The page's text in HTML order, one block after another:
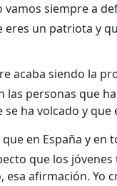
vamos siempre a
un patriota y
acaba siendo la
personas que
ha volcado y
en España y
que los
afirmación. Yo